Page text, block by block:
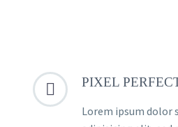

 PIXEL
Lorem ipsum dolor